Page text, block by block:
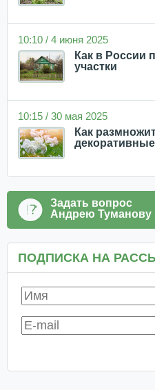
10:10 / 4 июня 2025
Как в России
участки
10:15 / 30 мая 2025
Как
Задать вопрос
Андрею Туманову
ПОДПИСКА НА